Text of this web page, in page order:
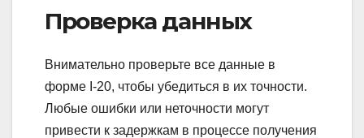
Проверка данных
Внимательно проверьте все данные в
форме I-20, чтобы убедиться в их точности.
Любые ошибки или неточности могут
привести к задержкам в процессе получения